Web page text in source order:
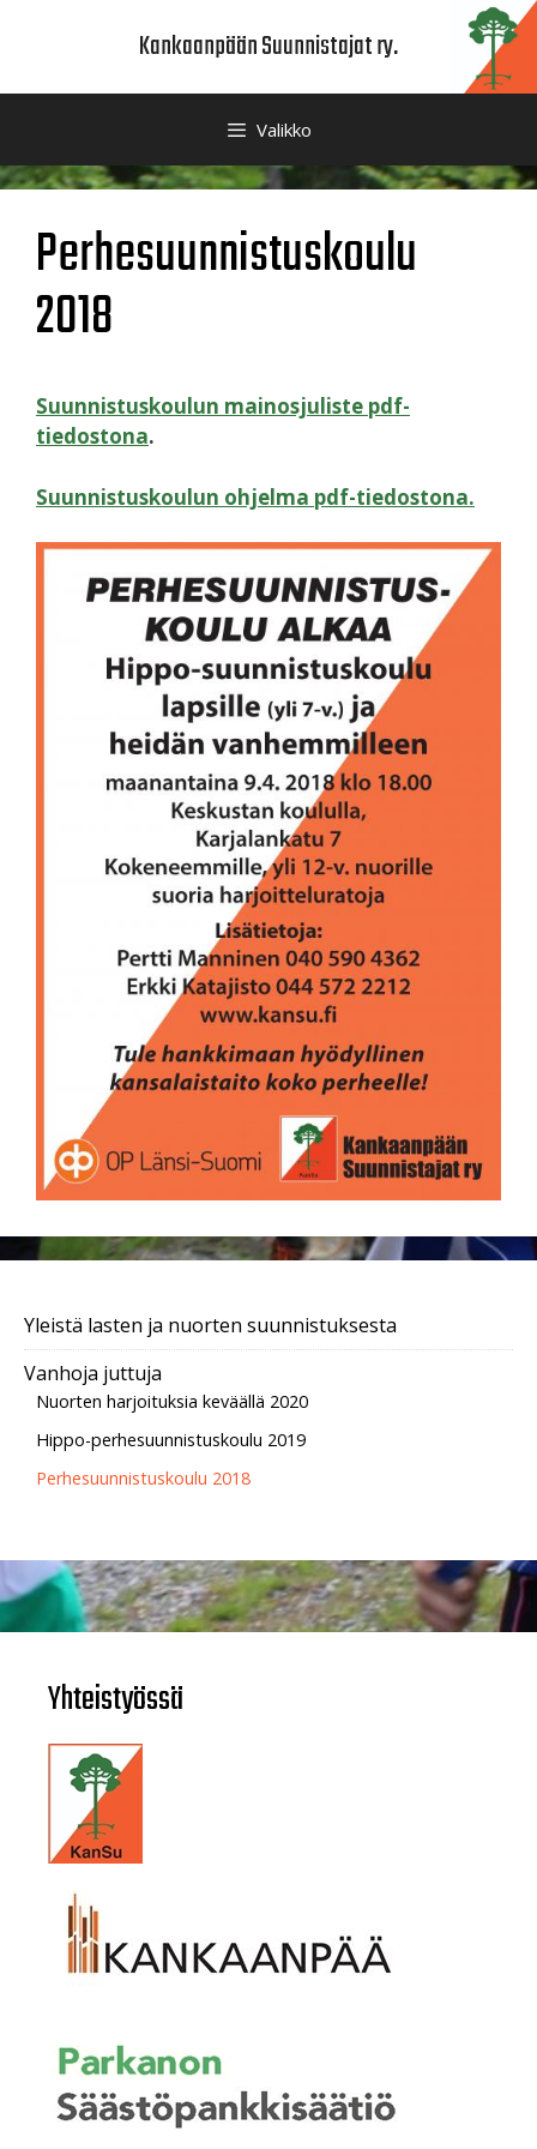
Kankaanpään Suunnistajat ry.
Valikko
Perhesuunnistuskoulu
2018
Suunnistuskoulun mainosjuliste pdf-
tiedostona.
Suunnistuskoulun ohjelma pdf-tiedostona.
Yleistä lasten ja nuorten suunnistuksesta
Vanhoja juttuja
Nuorten harjoituksia keväällä 2020
Hippo-perhesuunnistuskoulu 2019
Perhesuunnistuskoulu 2018
Yhteistyössä